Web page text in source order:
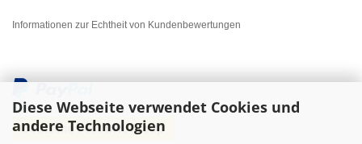
Diese Webseite verwendet Cookies und
andere Technologien
Informationen zur Echtheit von Kundenbewertungen